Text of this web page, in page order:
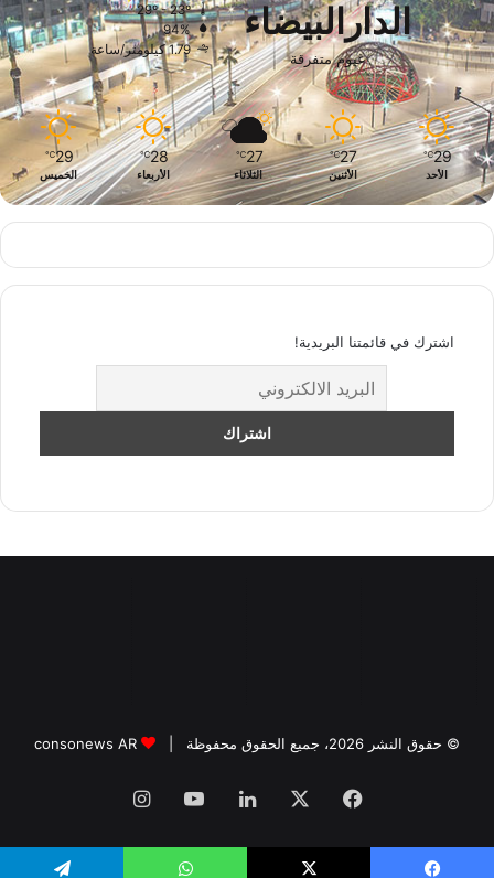
الدارالبيضاء
غيوم متفرقة
29º - 23º
94%
1.79 كيلومتر/ساعة
29
℃
الأحد
27
℃
الأثنين
27
℃
الثلاثاء
28
℃
الأربعاء
29
℃
الخميس
اشترك في قائمتنا البريدية!
© حقوق النشر 2026، جميع الحقوق محفوظة | consonews AR
فيسبوك لينكدإن‫YouTubeانستقرام